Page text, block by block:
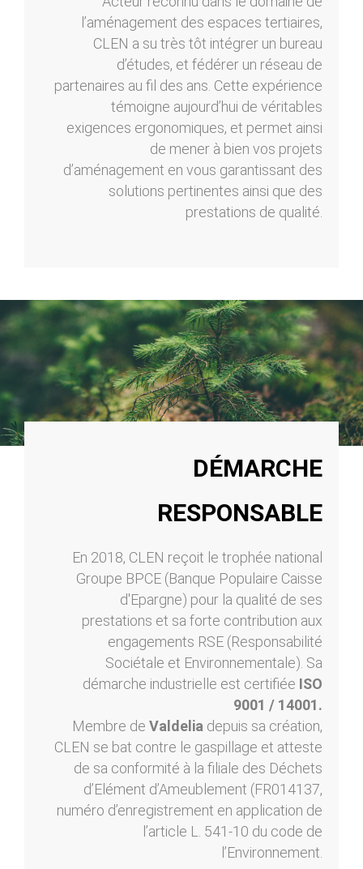
l’aménagement des espaces tertiaires,
CLEN a su très tôt intégrer un bureau
d’études, et fédérer un réseau de
partenaires au fil des ans. Cette expérience
témoigne aujourd’hui de véritables
exigences ergonomiques, et permet ainsi
de mener à bien vos projets
d’aménagement en vous garantissant des
solutions pertinentes ainsi que des
prestations de qualité.
DÉMARCHE
RESPONSABLE
En 2018, CLEN reçoit le trophée national
Groupe BPCE (Banque Populaire Caisse
d'Epargne) pour la qualité de ses
prestations et sa forte contribution aux
engagements RSE (Responsabilité
Sociétale et Environnementale). Sa
démarche industrielle est certifiée ISO
9001 / 14001.
Membre de Valdelia depuis sa création,
CLEN se bat contre le gaspillage et atteste
de sa conformité à la filiale des Déchets
d’Elément d’Ameublement (FR014137,
numéro d’enregistrement en application de
l’article L. 541-10 du code de
l’Environnement.